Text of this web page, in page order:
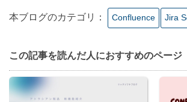
本ブログのカテゴリ： Confluence Jira
この記事を読んだ⼈におすすめのページ